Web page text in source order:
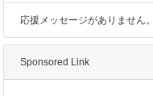
応援メッセージがありません。
Sponsored Link